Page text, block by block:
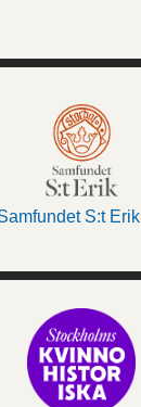
S:t Erik